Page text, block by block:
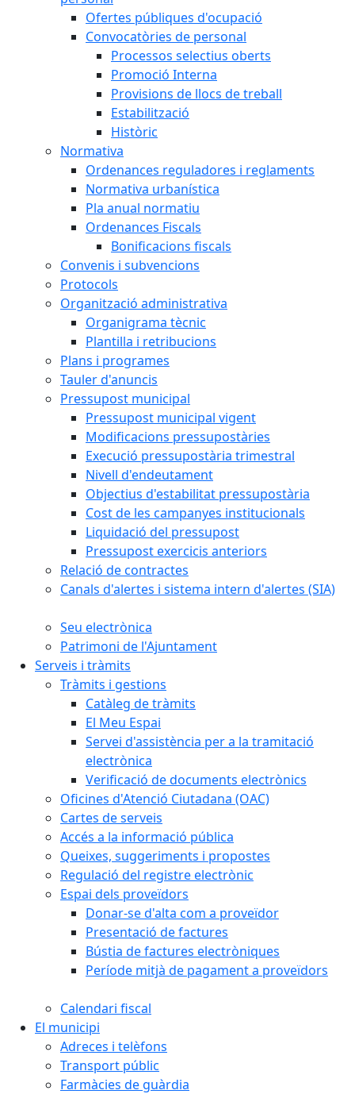
Ofertes públiques d'ocupació
Convocatòries de personal
Processos selectius oberts
Promoció Interna
Provisions de llocs de treball
Estabilització
Històric
Normativa
Ordenances reguladores i reglaments
Normativa urbanística
Pla anual normatiu
Ordenances Fiscals
Bonificacions fiscals
Convenis i subvencions
Protocols
Organització administrativa
Organigrama tècnic
Plantilla i retribucions
Plans i programes
Tauler d'anuncis
Pressupost municipal
Pressupost municipal vigent
Modificacions pressupostàries
Execució pressupostària trimestral
Nivell d'endeutament
Objectius d'estabilitat pressupostària
Cost de les campanyes institucionals
Liquidació del pressupost
Pressupost exercicis anteriors
Relació de contractes
Canals d'alertes i sistema intern d'alertes (SIA)
Seu electrònica
Patrimoni de l'Ajuntament
Serveis i tràmits
Tràmits i gestions
Catàleg de tràmits
El Meu Espai
Servei d'assistència per a la tramitació
electrònica
Verificació de documents electrònics
Oficines d'Atenció Ciutadana (OAC)
Cartes de serveis
Accés a la informació pública
Queixes, suggeriments i propostes
Regulació del registre electrònic
Espai dels proveïdors
Donar-se d'alta com a proveïdor
Presentació de factures
Bústia de factures electròniques
Període mitjà de pagament a proveïdors
Calendari fiscal
El municipi
Adreces i telèfons
Transport públic
Farmàcies de guàrdia